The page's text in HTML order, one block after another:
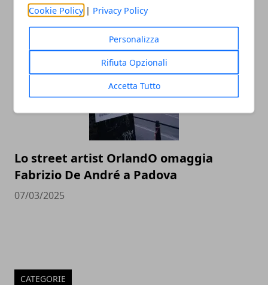
Cookie Policy | Privacy Policy
Personalizza
Rifiuta Opzionali
Accetta Tutto
professionale
12/07/2025
Lo street artist OrlandO omaggia
Fabrizio De André a Padova
07/03/2025
CATEGORIE